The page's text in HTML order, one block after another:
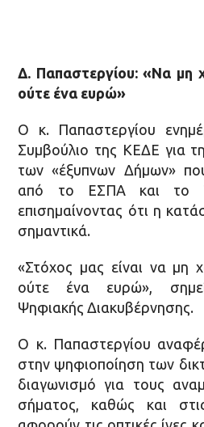
Δ. Παπαστεργίου: «Να μη
ούτε ένα ευρώ»
Ο κ. Παπαστεργίου
Συμβούλιο της ΚΕΔΕ για
των «έξυπνων Δήμων»
από το ΕΣΠΑ και το
επισημαίνοντας ότι η
σημαντικά.
«Στόχος μας είναι να μη
ούτε ένα ευρώ»,
Ψηφιακής Διακυβέρνησης.
Ο κ. Παπαστεργίου
στην ψηφιοποίηση των
διαγωνισμό για τους
σήματος, καθώς και